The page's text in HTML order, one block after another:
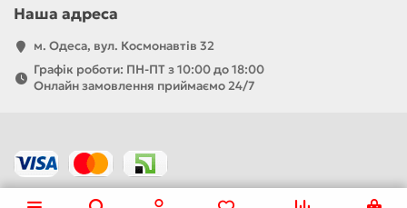
Наша адреса
м. Одеса, вул. Космонавтів 32
Графік роботи: ПН-ПТ з 10:00 до 18:00
Онлайн замовлення приймаємо 24/7